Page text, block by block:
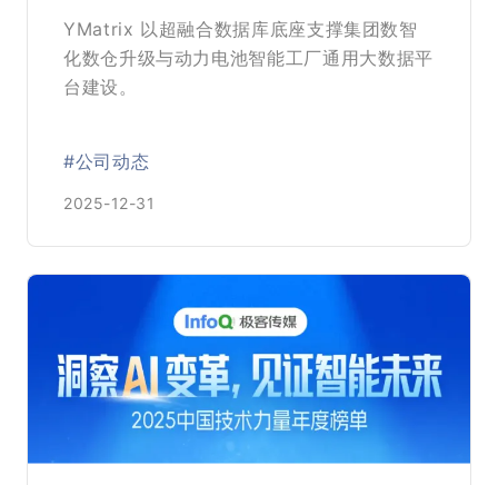
YMatrix 以超融合数据库底座支撑集团数智
化数仓升级与动力电池智能工厂通用大数据平
台建设。
#公司动态
2025-12-31